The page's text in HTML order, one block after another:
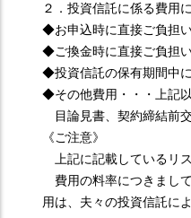
２．投資信託に係る費用
◆お申込時に直接ご負担
◆ご換金時に直接ご負担
◆投資信託の保有期間中
◆その他費用・・・上記
目論見書、契約締結前
《ご注意》
上記に記載しているリ
費用の料率につきまし
用は、夫々の投資信託に